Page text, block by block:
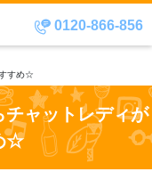
0120-866-856
すめ☆
ャットレディが
☆